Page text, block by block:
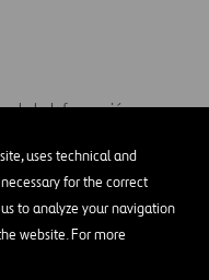
uses technical and
for the correct
to analyze your navigation
website. For more
de la Información.